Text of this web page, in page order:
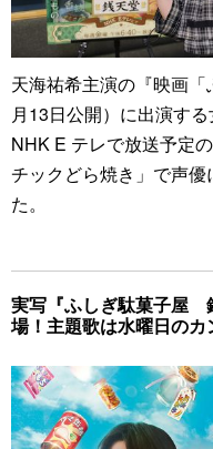
天海祐希主演の『映画
月13日公開）に出演す
NHK E テレで放送予定
チックどら焼き」で声
た。
実写『ふしぎ駄菓子屋
場！主題歌は水曜日のカ